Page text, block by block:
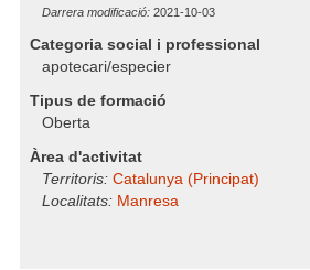
Darrera modificació: 2021-10-03
Categoria social i professional
apotecari/especier
Tipus de formació
Oberta
Àrea d'activitat
Territoris: Catalunya (Principat)
Localitats: Manresa